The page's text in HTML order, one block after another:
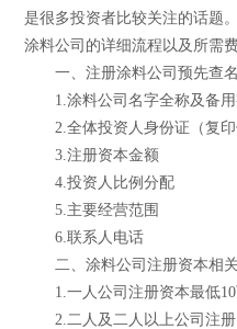
是很多投资者比较关注的话题
涂料公司的详细流程以及所需费
一、注册涂料公司预先查名
1.涂料公司名字全称及备用
2.全体投资人身份证（复印
3.注册资本金额
4.投资人比例分配
5.主要经营范围
6.联系人电话
二、涂料公司注册资本相关
1.一人公司注册资本最低10
2.二人及二人以上公司注册